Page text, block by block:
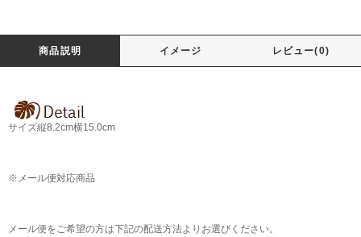
商品説明 イメージ レビュー(0)
サイズ縦8.2cm横15.0cm
※メール便対応商品
メール便をご希望の方は下記の配送方法よりお選びください。